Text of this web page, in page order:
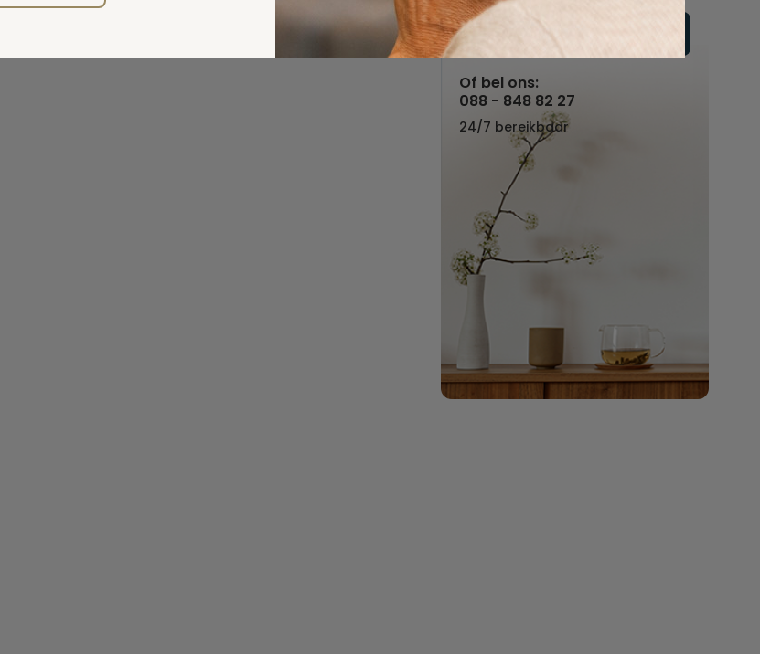
Vul hier uw wensen in
Of bel ons:
088 - 848 82 27
24/7 bereikbaar